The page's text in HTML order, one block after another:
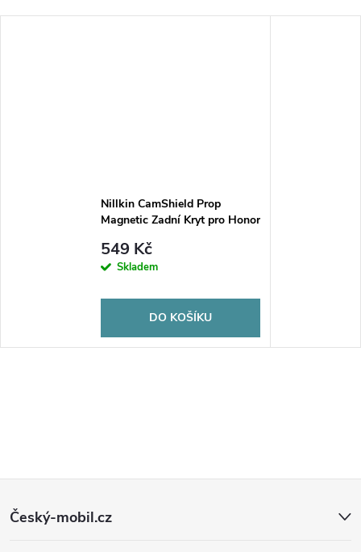
Nillkin CamShield Prop
Magnetic Zadní Kryt pro Honor
549 Kč
Skladem
DO KOŠÍKU
ZČeský-mobil.cz